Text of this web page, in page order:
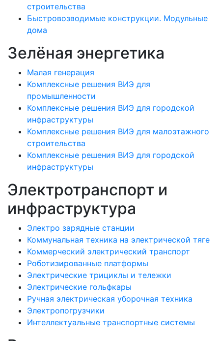
строительства
Быстровозводимые конструкции. Модульные
дома
Зелёная энергетика
Малая генерация
Комплексные решения ВИЭ для
промышленности
Комплексные решения ВИЭ для городской
инфраструктуры
Комплексные решения ВИЭ для малоэтажного
строительства
Комплексные решения ВИЭ для городской
инфраструктуры
Электротранспорт и
инфраструктура
Электро зарядные станции
Коммунальная техника на электрической тяге
Коммерческий электрический транспорт
Роботизированные платформы
Электрические трициклы и тележки
Электрические гольфкары
Ручная электрическая уборочная техника
Электропогрузчики
Интеллектуальные транспортные системы